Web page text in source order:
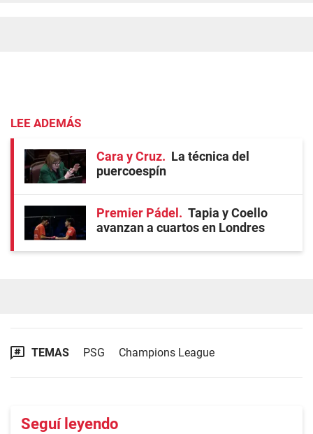
LEE ADEMÁS
Cara y Cruz
La técnica del
puercoespín
Premier Pádel
Tapia y Coello
avanzan a cuartos en Londres
TEMAS PSG Champions League
Seguí leyendo